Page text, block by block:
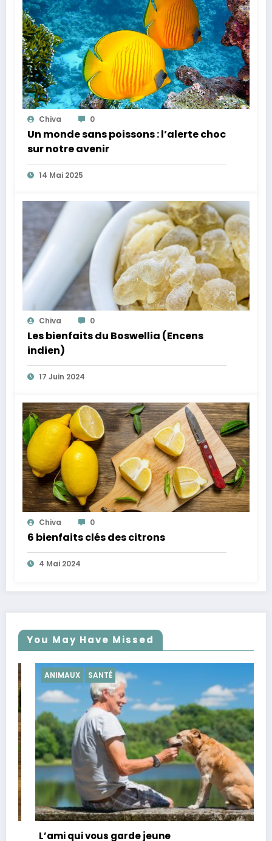
Chiva 0
Un monde sans poissons : l’alerte choc
sur notre avenir
14 Mai 2025
Chiva 0
Les bienfaits du Boswellia (Encens
indien)
17 Juin 2024
Chiva 0
6 bienfaits clés des citrons
4 Mai 2024
You May Have Missed
ANIMAUX SANTÉ
L’ami qui vous garde jeune